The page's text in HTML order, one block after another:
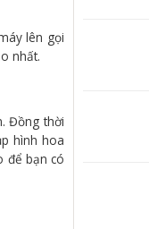
lên gọi
nhất.
Đồng thời
hình hoa
để bạn có